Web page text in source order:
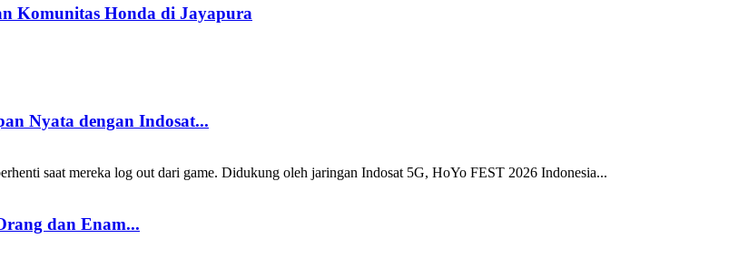
Komunitas Honda di Jayapura
Nyata dengan Indosat...
saat mereka log out dari game. Didukung oleh jaringan Indosat 5G, HoYo FEST 2026 Indonesia...
dan Enam...